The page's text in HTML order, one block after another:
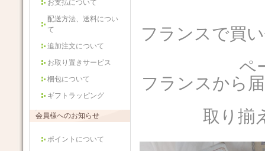
お支払について
配送方法、送料につい
て
追加注文について
お取り置きサービス
梱包について
ギフトラッピング
会員様へのお知らせ
ポイントについて
フランスで買
ペ
フランスから
取り揃